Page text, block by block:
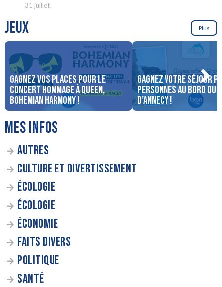
31 juillet
JEUX Plus
Gagnez vos places pour le
concert Hommage à Queen,
Bohemian Harmony !
Gagnez votre séjour
personnes au bord du
d’Annecy !
MES INFOS
AUTRES
CULTURE ET DIVERTISSEMENT
ÉCOLOGIE
ÉCOLOGIE
ÉCONOMIE
FAITS DIVERS
POLITIQUE
SANTÉ